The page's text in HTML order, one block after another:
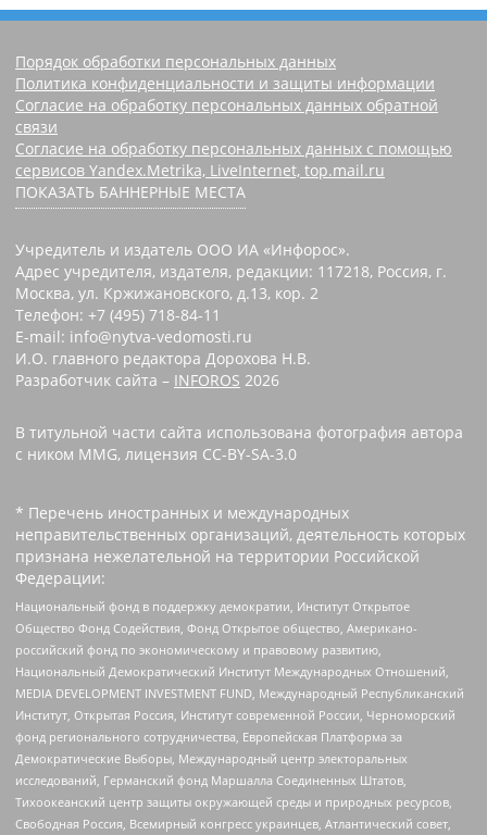
Порядок обработки персональных данных
Политика конфиденциальности и защиты информации
Согласие на обработку персональных данных обратной
связи
Согласие на обработку персональных данных с помощью
сервисов Yandex.Metrika, LiveInternet, top.mail.ru
ПОКАЗАТЬ БАННЕРНЫЕ МЕСТА
Учредитель и издатель ООО ИА «Инфорос».
Адрес учредителя, издателя, редакции: 117218, Россия, г.
Москва, ул. Кржижановского, д.13, кор. 2
Телефон: +7 (495) 718-84-11
E-mail: info@nytva-vedomosti.ru
И.О. главного редактора Дорохова Н.В.
Разработчик сайта – INFOROS 2026
В титульной части сайта использована фотография автора
с ником MMG, лицензия CC-BY-SA-3.0
* Перечень иностранных и международных
неправительственных организаций, деятельность которых
признана нежелательной на территории Российской
Федерации:
Национальный фонд в поддержку демократии, Институт Открытое
Общество Фонд Содействия, Фонд Открытое общество, Американо-
российский фонд по экономическому и правовому развитию,
Национальный Демократический Институт Международных Отношений,
MEDIA DEVELOPMENT INVESTMENT FUND, Международный Республиканский
Институт, Открытая Россия, Институт современной России, Черноморский
фонд регионального сотрудничества, Европейская Платформа за
Демократические Выборы, Международный центр электоральных
исследований, Германский фонд Маршалла Соединенных Штатов,
Тихоокеанский центр защиты окружающей среды и природных ресурсов,
Свободная Россия, Всемирный конгресс украинцев, Атлантический совет,